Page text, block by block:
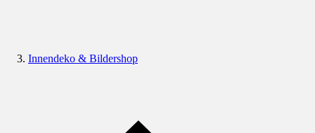
Innendeko & Bildershop